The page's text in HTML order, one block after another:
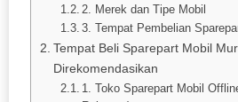
2. Merek dan Tipe Mobil
3. Tempat Pembelian
Tempat Beli Sparepart Mobil
Direkomendasikan
1. Toko Sparepart Mobil